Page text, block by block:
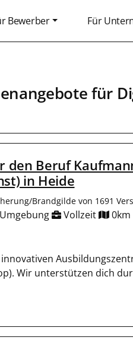
Bewerber Für
für
den Beruf
in Heide
Brandgilde von 1691
Vollzeit 0km
Wir unterstützen dich